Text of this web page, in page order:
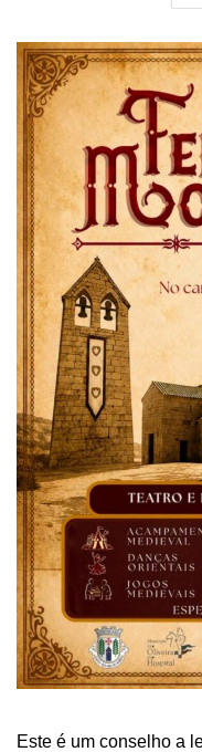
Este é um conselho a